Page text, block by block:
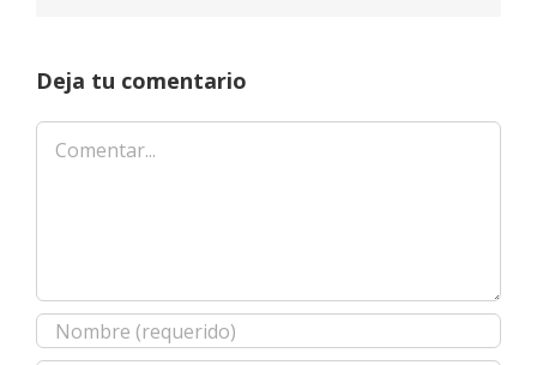
Deja tu comentario
Comentar